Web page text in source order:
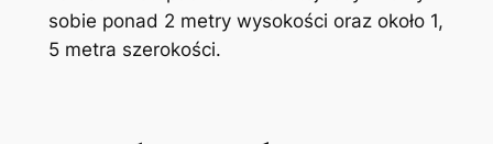
sobie ponad 2 metry wysokości oraz około 1,
5 metra szerokości.